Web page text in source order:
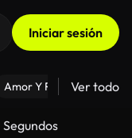
Iniciar sesión
Amor Y Relaciones
Ver todo
Segundos